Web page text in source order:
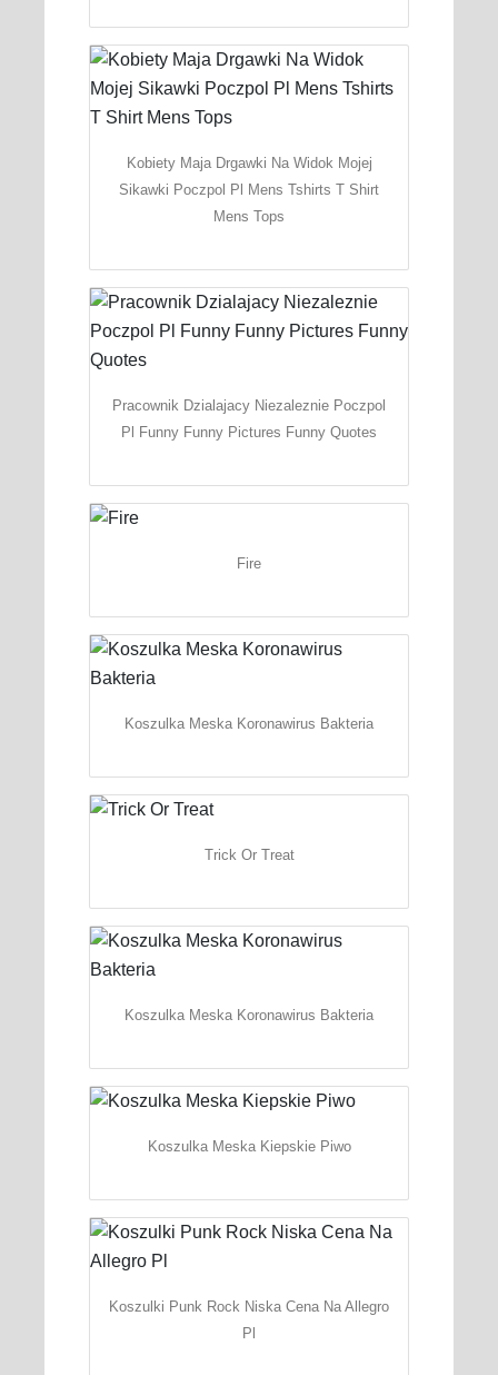
Kobiety Maja Drgawki Na Widok Mojej
Sikawki Poczpol Pl Mens Tshirts T Shirt
Mens Tops
Pracownik Dzialajacy Niezaleznie Poczpol
Pl Funny Funny Pictures Funny Quotes
Fire
Koszulka Meska Koronawirus Bakteria
Trick Or Treat
Koszulka Meska Koronawirus Bakteria
Koszulka Meska Kiepskie Piwo
Koszulki Punk Rock Niska Cena Na Allegro
Pl